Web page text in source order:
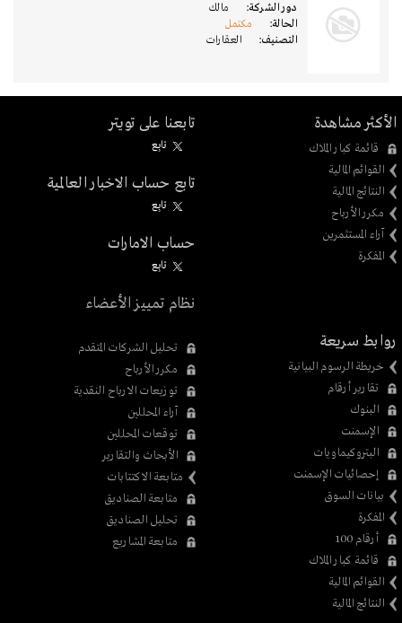
دور الشركة:
مالك
الحالة:
مكتمل
التصنيف:
العقارات
الأكثر مشاهدة
قائمة كبار الملاك
القوائم المالية
النتائج المالية
مكرر الأرباح
آراء المستثمرين
المفكرة
تابعنا على تويتر
تابِع
تابع حساب الاخبار العالمية
تابِع
حساب الامارات
تابِع
نظام تمييز الأعضاء
روابط سريعة
خريطة الرسوم البيانية
تقارير أرقام
البنوك
الإسمنت
البتروكيماويات
إحصائيات الإسمنت
بيانات السوق
المفكرة
أرقام 100
قائمة كبار الملاك
القوائم المالية
النتائج المالية
تحليل الشركات المتقدم
مكرر الأرباح
توزيعات الارباح النقدية
آراء المحللين
توقعات المحللين
الأبحاث والتقارير
متابعة الاكتتابات
متابعة الصناديق
تحليل الصناديق
متابعة المشاريع